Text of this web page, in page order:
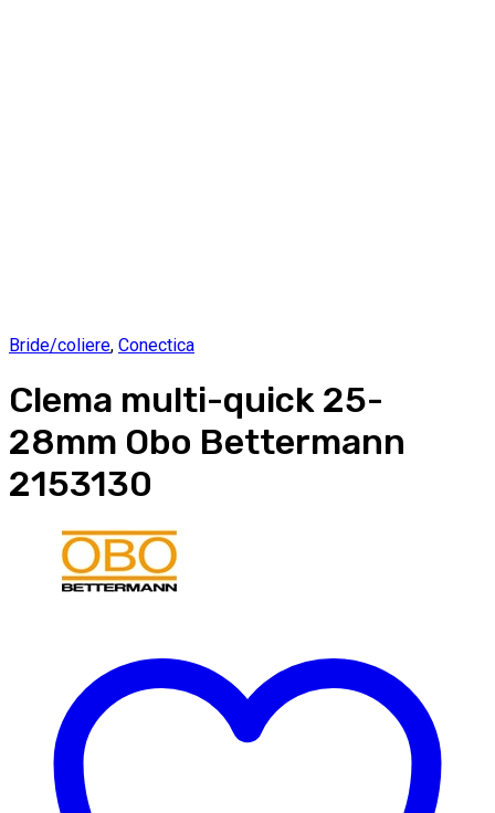
Bride/coliere, Conectica
Clema multi-quick 25-
28mm Obo Bettermann
2153130